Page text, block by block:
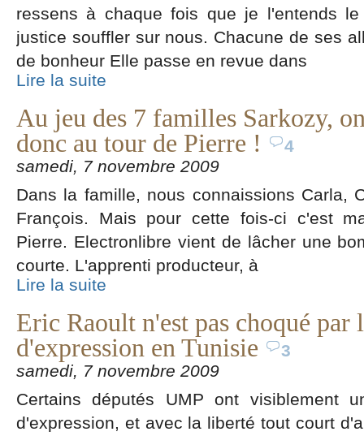
ressens à chaque fois que je l'entends
justice souffler sur nous. Chacune de ses
de bonheur Elle passe en revue dans
Lire la suite
Au jeu des 7 familles Sarkozy,
donc au tour de Pierre !
4
samedi, 7 novembre 2009
Dans la famille, nous connaissions Carla,
François. Mais pour cette fois-ci c'est
Pierre. Electronlibre vient de lâcher une
courte. L'apprenti producteur, à
Lire la suite
Eric Raoult n'est pas choqué par
d'expression en Tunisie
3
samedi, 7 novembre 2009
Certains députés UMP ont visiblement
d'expression, et avec la liberté tout court